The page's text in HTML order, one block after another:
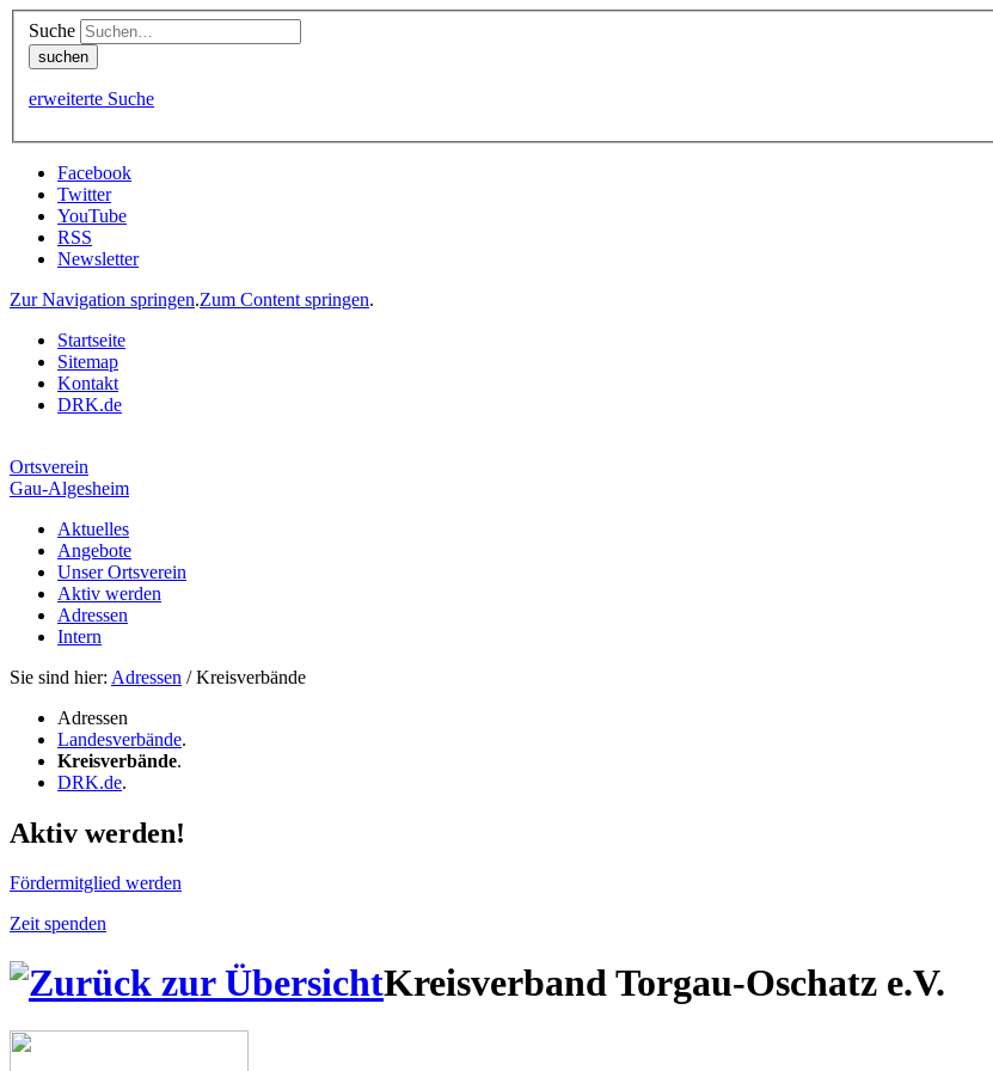
Suche
erweiterte Suche
Facebook
Twitter
YouTube
RSS
Newsletter
Zur Navigation springen.Zum Content springen.
Startseite
Sitemap
Kontakt
DRK.de
Ortsverein
Gau-Algesheim
Aktuelles
Angebote
Unser Ortsverein
Aktiv werden
Adressen
Intern
Sie sind hier: Adressen / Kreisverbände
Adressen
Landesverbände.
Kreisverbände.
DRK.de.
Aktiv werden!
Fördermitglied werden
Zeit spenden
Kreisverband Torgau-Oschatz e.V.